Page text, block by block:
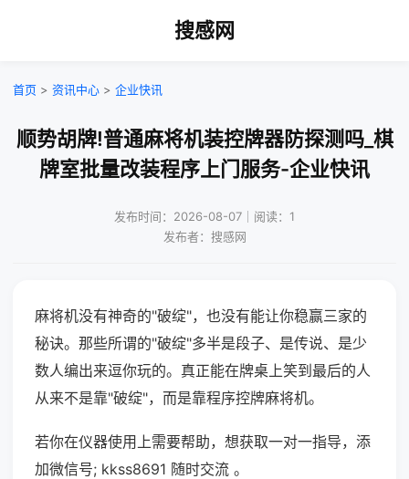
搜感网
首页 > 资讯中心 > 企业快讯
顺势胡牌!普通麻将机装控牌器防探测吗_棋
牌室批量改装程序上门服务-企业快讯
发布时间：2026-08-07｜阅读：1
发布者：搜感网
麻将机没有神奇的"破绽"，也没有能让你稳赢三家的
秘诀。那些所谓的"破绽"多半是段子、是传说、是少
数人编出来逗你玩的。真正能在牌桌上笑到最后的人
从来不是靠"破绽"，而是靠程序控牌麻将机。
若你在仪器使用上需要帮助，想获取一对一指导，添
加微信号; kkss8691 随时交流 。